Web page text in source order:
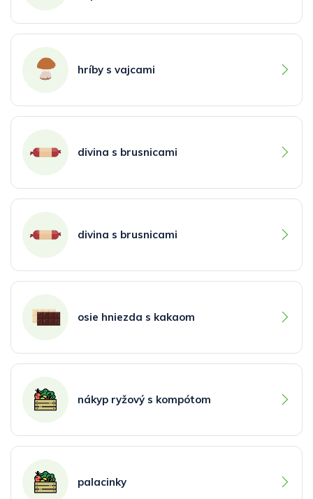
hríby s vajcami
divina s brusnicami
divina s brusnicami
osie hniezda s kakaom
nákyp ryžový s kompótom
palacinky